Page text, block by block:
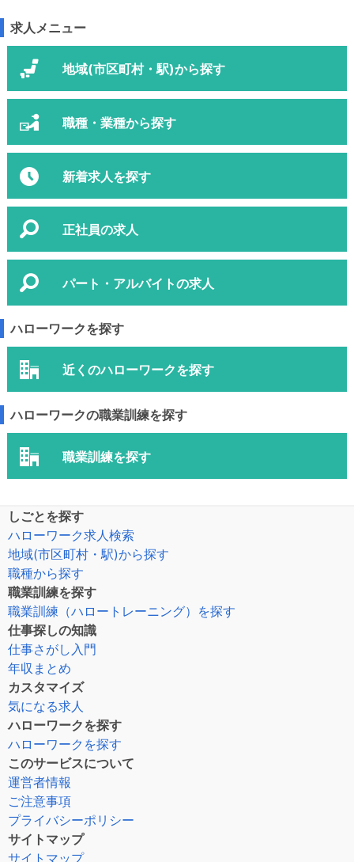
求人メニュー
地域(市区町村・駅)から探す
職種・業種から探す
新着求人を探す
正社員の求人
パート・アルバイトの求人
ハローワークを探す
近くのハローワークを探す
ハローワークの職業訓練を探す
職業訓練を探す
しごとを探す
ハローワーク求人検索
地域(市区町村・駅)から探す
職種から探す
職業訓練を探す
職業訓練（ハロートレーニング）を探す
仕事探しの知識
仕事さがし入門
年収まとめ
カスタマイズ
気になる求人
ハローワークを探す
ハローワークを探す
このサービスについて
運営者情報
ご注意事項
プライバシーポリシー
サイトマップ
サイトマップ